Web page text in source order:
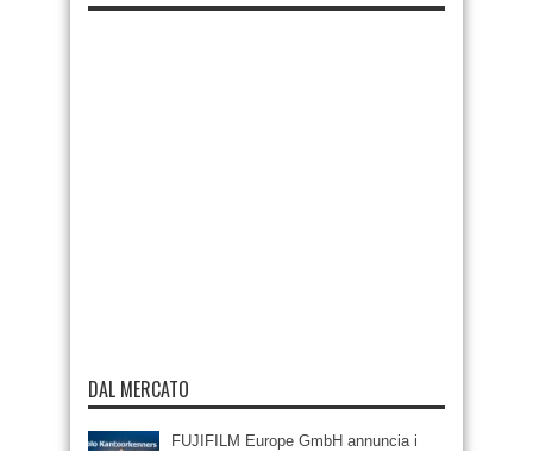
DAL MERCATO
FUJIFILM Europe GmbH annuncia i